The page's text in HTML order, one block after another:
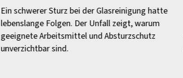
Ein schwerer Sturz bei der Glasreinigung hatte
lebenslange Folgen. Der Unfall zeigt, warum
geeignete Arbeitsmittel und Absturzschutz
unverzichtbar sind.